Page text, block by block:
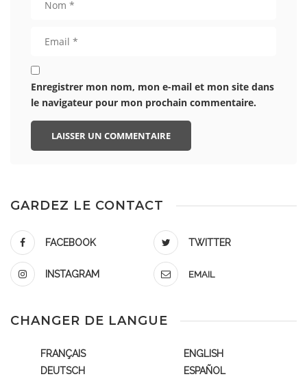
Enregistrer mon nom, mon e-mail et mon site dans
le navigateur pour mon prochain commentaire.
GARDEZ LE CONTACT
FACEBOOK TWITTER
INSTAGRAM EMAIL
CHANGER DE LANGUE
FRANÇAIS
ENGLISH
DEUTSCH
ESPAÑOL